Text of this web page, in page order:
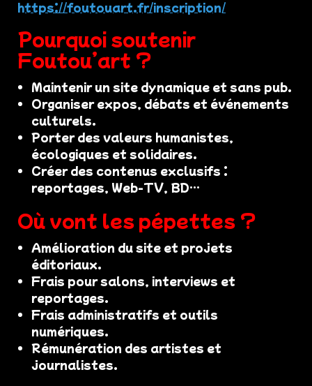
https://foutouart.fr/inscription/
Pourquoi soutenir
Foutou’art ?
Maintenir un site dynamique et sans pub.
Organiser expos, débats et événements
culturels.
Porter des valeurs humanistes,
écologiques et solidaires.
Créer des contenus exclusifs :
reportages, Web-TV, BD…
Où vont les pépettes ?
Amélioration du site et projets
éditoriaux.
Frais pour salons, interviews et
reportages.
Frais administratifs et outils
numériques.
Rémunération des artistes et
journalistes.